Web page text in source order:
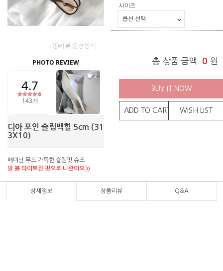
디아 포인 슬링백힐 5cm (31
3X10)
페미닌 무드 가득한 슬림핏 슈즈
발 볼 타이트한 핏으로 나왔어요:))
사이즈
총 상품 금액 0 원
BUY IT NOW
ADD TO CART WISH LIST
상세정보 상품리뷰 Q&A